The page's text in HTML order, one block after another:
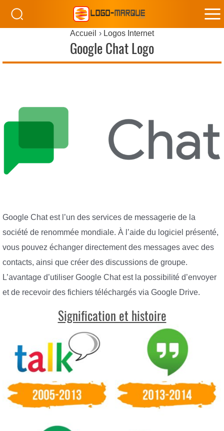
Accueil Logos Internet
Google Chat Logo
Google Chat est l’un des services de messagerie de la
société de renommée mondiale. À l’aide du logiciel présenté,
vous pouvez échanger directement des messages avec des
contacts, ainsi que créer des discussions de groupe.
L’avantage d’utiliser Google Chat est la possibilité d’envoyer
et de recevoir des fichiers téléchargés via Google Drive.
Signification et histoire